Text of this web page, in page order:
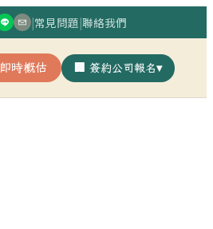
|常見問題|聯絡我們
即時概估 🏢 簽約公司報名▾